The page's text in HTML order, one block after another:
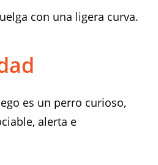
con una ligera curva.
es un perro curioso,
alerta e